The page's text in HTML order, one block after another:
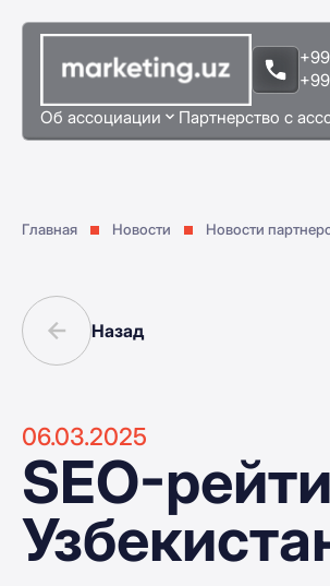
Об ассоциации Партнерство с
Главная Новости Новости
Назад
06.03.2025
SEO-